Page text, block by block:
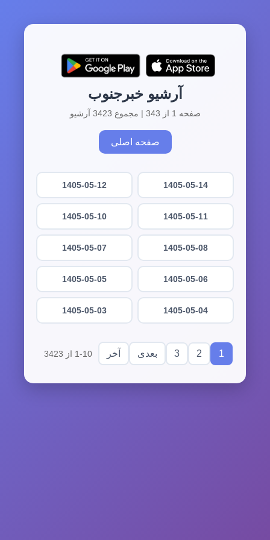
آرشیو خبرجنوب
صفحه 1 از 343 | مجموع 3423 آرشیو
صفحه اصلی
1405-05-14
1405-05-12
1405-05-11
1405-05-10
1405-05-08
1405-05-07
1405-05-06
1405-05-05
1405-05-04
1405-05-03
1
2
3 بعدی آخر 1-10 از 3423